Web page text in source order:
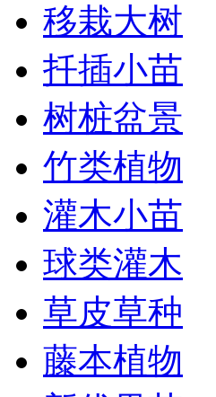
移栽大树
扦插小苗
树桩盆景
竹类植物
灌木小苗
球类灌木
草皮草种
藤本植物